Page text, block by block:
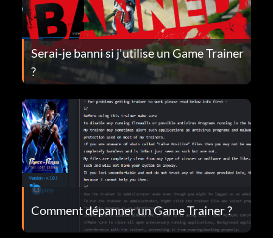
Serai-je banni si j'utilise un Game Trainer
?
Comment dépanner un Game Trainer ?